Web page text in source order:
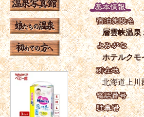
層雲峡温泉
ホテルクモ
北海道上川